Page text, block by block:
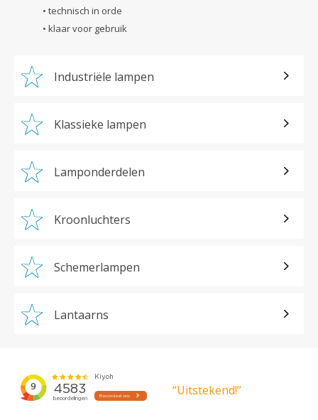
• technisch in orde
• klaar voor gebruik
Industriële lampen
Klassieke lampen
Lamponderdelen
Kroonluchters
Schemerlampen
Lantaarns
“Uitstekend!”